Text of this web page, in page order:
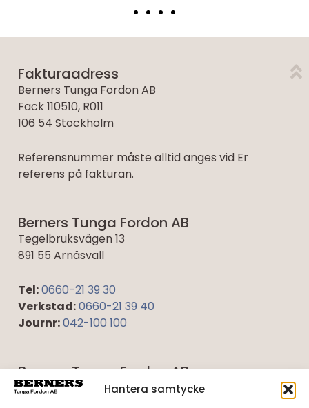
Hantera samtycke
Fakturaadress
Berners Tunga Fordon AB
Fack 110510, R011
106 54 Stockholm
Referensnummer måste alltid anges vid Er
referens på fakturan.
Berners Tunga Fordon AB
Tegelbruksvägen 13
891 55 Arnäsvall
Tel:0660-21 39 30
Verkstad:0660-21 39 40
Journr:042-100 100
Berners Tunga Fordon AB
Umevägen 5